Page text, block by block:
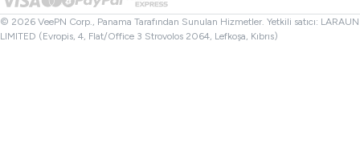
Türkiye VPN
© 2026 VeePN Corp., Panama Tarafından Sunulan Hizmetler. Yetkili satıcı: LARAUN
LIMITED (Evropis, 4, Flat/Office 3 Strovolos 2064, Lefkoşa, Kıbrıs)